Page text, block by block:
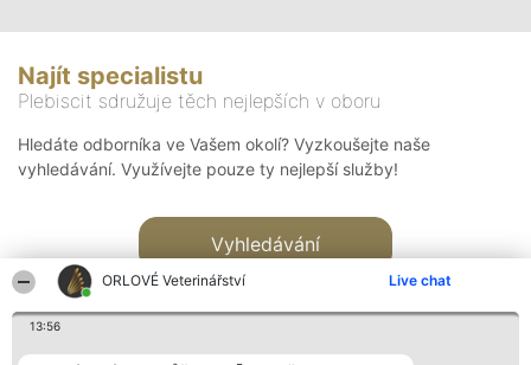
ORLOVÉ Veterinářství Live chat
13:56
Najít specialistu
Plebiscit sdružuje těch nejlepších v oboru
Hledáte odborníka ve Vašem okolí? Vyzkoušejte naše
vyhledávání. Využívejte pouze ty nejlepší služby!
Vyhledávání